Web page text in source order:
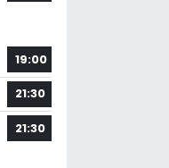
19:00
21:30
21:30